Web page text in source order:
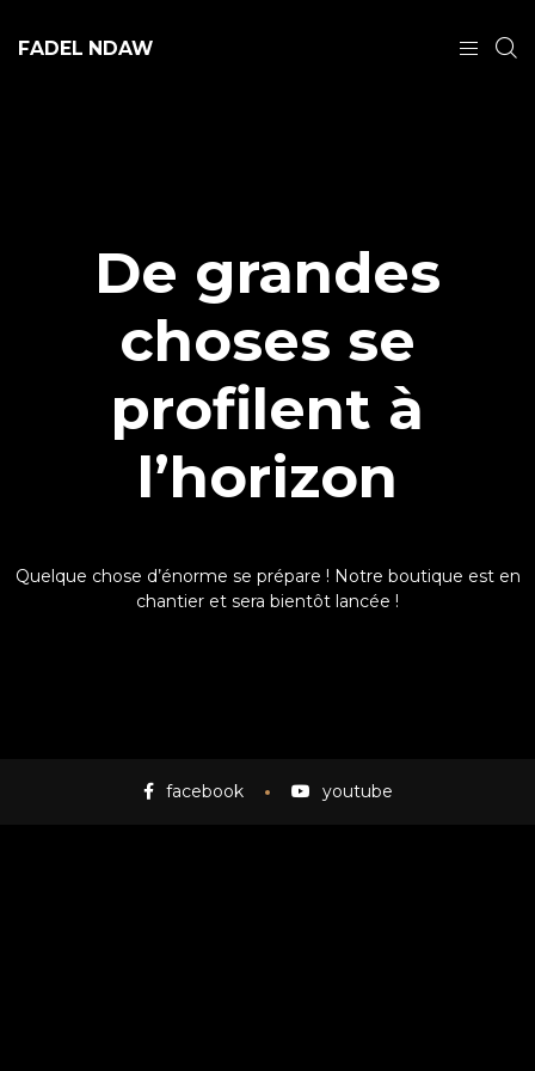
FADEL NDAW
De grandes
choses se
profilent à
l’horizon
Quelque chose d’énorme se prépare ! Notre boutique est en
chantier et sera bientôt lancée !
facebook youtube